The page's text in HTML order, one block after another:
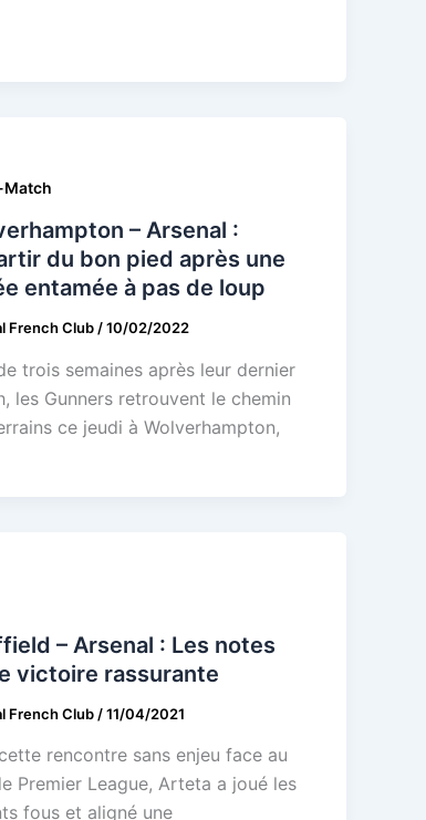
– Arsenal :
du bon pied après une
entamée à pas de loup
French Club /10/02/2022
trois semaines après leur dernier
les Gunners retrouvent le chemin
ce jeudi à Wolverhampton,
– Arsenal : Les notes
victoire rassurante
French Club /11/04/2021
rencontre sans enjeu face au
Premier League, Arteta a joué les
fous et aligné une